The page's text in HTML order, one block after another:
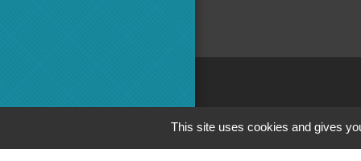
This site uses cookies and gives